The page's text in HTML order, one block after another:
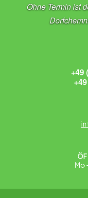
Ohne Termin ist
+49
Mo